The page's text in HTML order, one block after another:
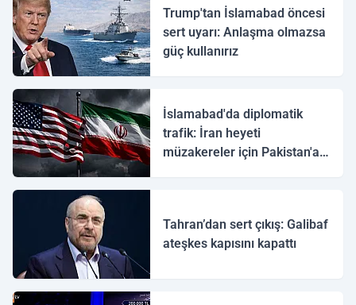
Trump'tan İslamabad öncesi
sert uyarı: Anlaşma olmazsa
güç kullanırız
İslamabad'da diplomatik
trafik: İran heyeti
müzakereler için Pakistan'a
Tahran’dan sert çıkış: Galibaf
ateşkes kapısını kapattı